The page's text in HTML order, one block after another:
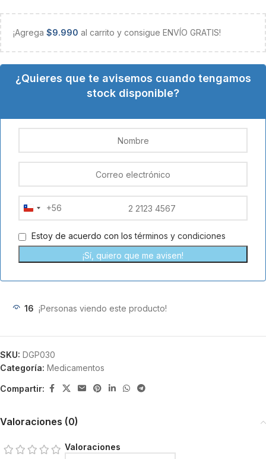
¡Agrega $9.990 al carrito y consigue ENVÍO GRATIS!
¿Quieres que te avisemos cuando tengamos
stock disponible?
Chile
+56
+56
Estoy de acuerdo con lostérminos y condiciones
¡Sí, quiero que me avisen!
16 ¡Personas viendo este producto!
SKU: DGP030
Categoría: Medicamentos
Compartir:
Valoraciones (0)
Valoraciones